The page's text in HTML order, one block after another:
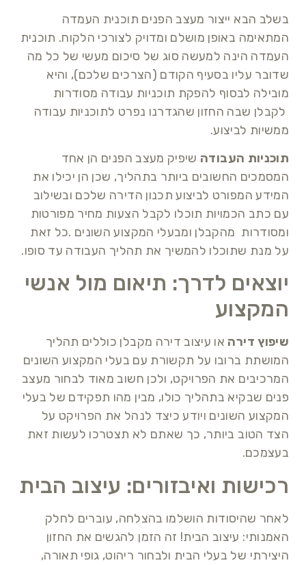
בשלב הבא ייצור מעצב הפנים תוכנית העמדה
המתאימה באופן מושלם ומדויק לצורכי הלקוח. תוכנית
העמדה הינה למעשה סוג של סיכום מעשי של כל מה
שדובר עליו בסעיף הקודם (הצרכים שלכם), והיא
מובילה לבסוף להפקת תוכניות עבודה מסודרות
לקבלן שבה החזון שהגדרנו נפרט לתוכניות עבודה
ממשיות לביצוע.
תוכניות העבודה שיפיק מעצב הפנים הן אחד
המסמכים החשובים ביותר בתהליך, שכן הן יכילו את
המידע המפורט לביצוע תכנון הדירה שלכם ובשילוב
עם כתב הכמויות תוכלו לקבל הצעות מחיר מפורטות
ומסודרות מהקבלן ומבעלי המקצוע השונים .כל זאת
על מנת שתוכלו להמשיך את תהליך העבודה עד סופו.
יוצאים לדרך: תיאום מול אנשי
המקצוע
שיפוץ דירה או עיצוב דירה מקבלן כוללים תהליך
המושתת ברובו על תקשורת עם בעלי המקצוע השונים
המרכיבים את הפרויקט, ולכן חשוב מאוד לבחור מעצב
פנים שבקיא בתהליך כולו, מבין מהו תפקידם של בעלי
המקצוע השונים ויודע כיצד לנהל את הפרויקט על
הצד הטוב ביותר, כך שאתם לא תצטרכו לעשות זאת
בעצמכם.
רכישות ואיבזורים: עיצוב הבית
לאחר שהיסודות הושלמו בהצלחה, עוברים לחלק
האמנותי: עיצוב הבית! זה הזמן להגשים את החזון
היצירתי של בעלי הבית ולבחור ריהוט, גופי תאורה,